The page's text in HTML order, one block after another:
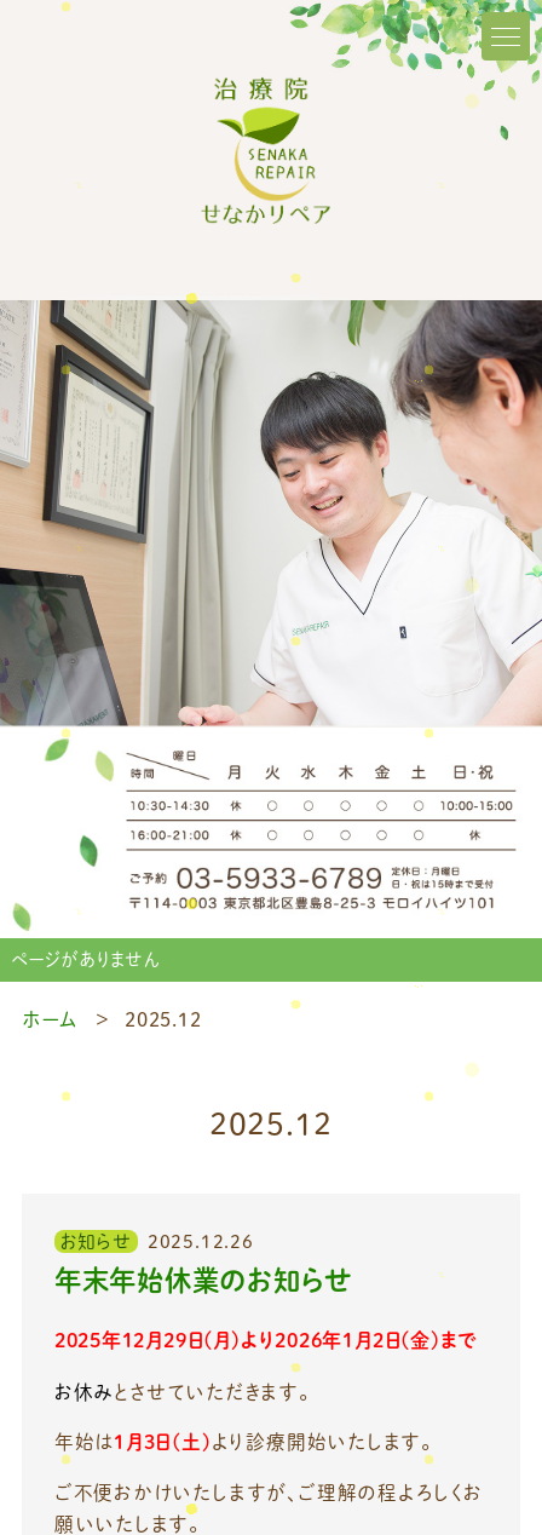
ページがありません
ホーム 2025.12
2025.12
お知らせ 2025.12.26
年末年始休業のお知らせ
2025年12月29日(月)より2026年1月2日(金)まで
お休みとさせていただきます。
年始は1月3日(土)より診療開始いたします。
ご不便おかけいたしますが、ご理解の程よろしくお
願いいたします。